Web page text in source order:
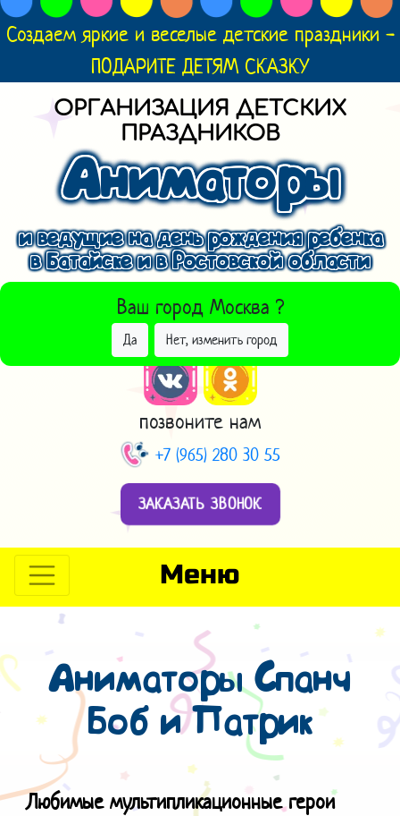
Создаем яркие и веселые детские праздники -
ПОДАРИТЕ ДЕТЯМ СКАЗКУ
ОРГАНИЗАЦИЯ ДЕТСКИХ
ПРАЗДНИКОВ
Аниматоры
и ведущие на день рождения ребенка
в Батайске и в Ростовской области
Ваш город Москва ?
Да Нет, изменить город
ВЫБРАТЬ ДРУГОЙ ГОРОД
позвоните нам
+7 (965) 280 30 55
ЗАКАЗАТЬ ЗВОНОК
Меню
Аниматоры Спанч
Боб и Патрик
Любимые мультипликационные герои